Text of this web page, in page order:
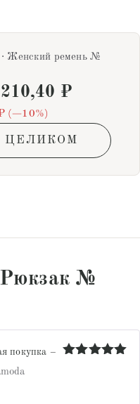
Женский ремень №
₽
(−10%)
ЦЕЛИКОМ
№
покупка –